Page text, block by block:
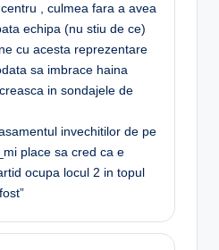
, culmea fara a avea
echipa (nu stiu de ce)
cu acesta reprezentare
sa imbrace haina
in sondajele de
invechitilor de pe
place sa cred ca e
ocupa locul 2 in topul